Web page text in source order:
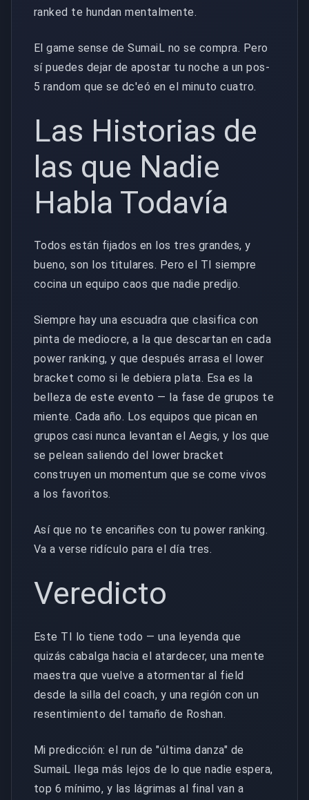
ranked te hundan mentalmente.
El game sense de SumaiL no se compra. Pero
sí puedes dejar de apostar tu noche a un pos-
5 random que se dc'eó en el minuto cuatro.
Las Historias de
las que Nadie
Habla Todavía
Todos están fijados en los tres grandes, y
bueno, son los titulares. Pero el TI siempre
cocina un equipo caos que nadie predijo.
Siempre hay una escuadra que clasifica con
pinta de mediocre, a la que descartan en cada
power ranking, y que después arrasa el lower
bracket como si le debiera plata. Esa es la
belleza de este evento — la fase de grupos te
miente. Cada año. Los equipos que pican en
grupos casi nunca levantan el Aegis, y los que
se pelean saliendo del lower bracket
construyen un momentum que se come vivos
a los favoritos.
Así que no te encariñes con tu power ranking.
Va a verse ridículo para el día tres.
Veredicto
Este TI lo tiene todo — una leyenda que
quizás cabalga hacia el atardecer, una mente
maestra que vuelve a atormentar al field
desde la silla del coach, y una región con un
resentimiento del tamaño de Roshan.
Mi predicción: el run de "última danza" de
SumaiL llega más lejos de lo que nadie espera,
top 6 mínimo, y las lágrimas al final van a